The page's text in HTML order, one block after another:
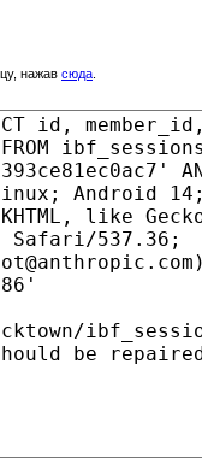
нажав сюда